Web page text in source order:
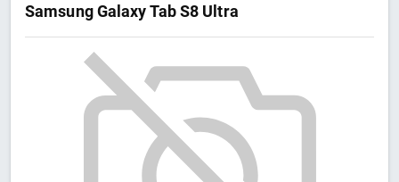
Samsung Galaxy Tab S8 Ultra
przezroczysty